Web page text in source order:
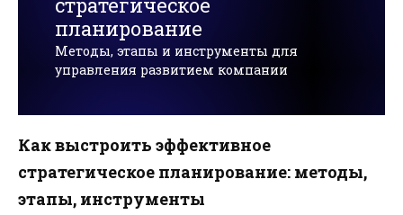
планирование
Методы, этапы и инструменты для
управления развитием компании
Как выстроить эффективное
стратегическое планирование: методы,
этапы, инструменты